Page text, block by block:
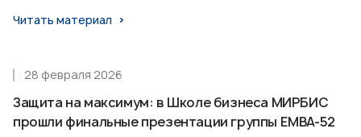
Читать материал
Защита на максимум: в Школе бизнеса МИРБИС
прошли финальные презентации группы EMBA-52
28 февраля 2026